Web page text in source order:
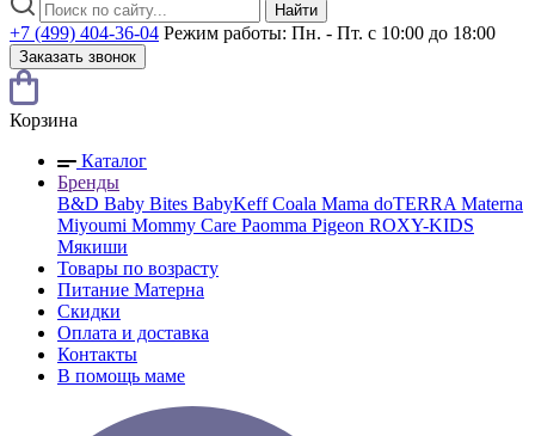
Найти
+7 (499) 404-36-04 Режим работы: Пн. - Пт. с 10:00 до 18:00
Заказать звонок
Корзина
Каталог
Бренды
B&D Baby Bites BabyKeffCoala Mama doTERRA Materna
Miyoumi Mommy Care Paomma Pigeon ROXY-KIDS
Мякиши
Товары по возрасту
Питание Матерна
Скидки
Оплата и доставка
Контакты
В помощь маме